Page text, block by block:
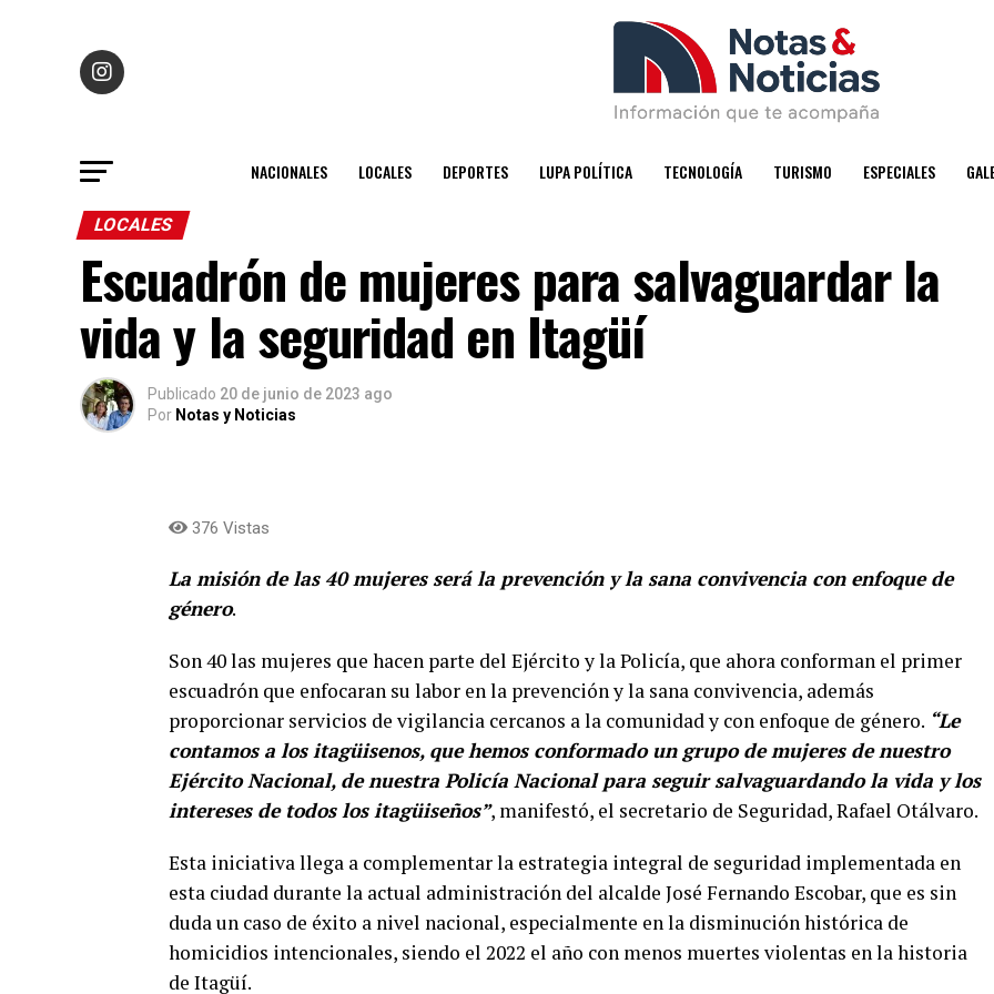
NACIONALES LOCALES DEPORTES LUPA POLÍTICA TECNOLOGÍA TURISMO ESPECIALES
LOCALES
Escuadrón de mujeres para salvaguardar la
vida y la seguridad en Itagüí
Publicado 20 de junio de 2023 ago
Por Notas y Noticias
376 Vistas
La misión de las 40 mujeres será la prevención y la sana convivencia con enfoque de
género.
Son 40 las mujeres que hacen parte del Ejército y la Policía, que ahora conforman el primer
escuadrón que enfocaran su labor en la prevención y la sana convivencia, además
proporcionar servicios de vigilancia cercanos a la comunidad y con enfoque de género. “Le
contamos a los itagüisenos, que hemos conformado un grupo de mujeres de nuestro
Ejército Nacional, de nuestra Policía Nacional para seguir salvaguardando la vida y los
intereses de todos los itagüiseños”, manifestó, el secretario de Seguridad, Rafael Otálvaro.
Esta iniciativa llega a complementar la estrategia integral de seguridad implementada en
esta ciudad durante la actual administración del alcalde José Fernando Escobar, que es sin
duda un caso de éxito a nivel nacional, especialmente en la disminución histórica de
homicidios intencionales, siendo el 2022 el año con menos muertes violentas en la historia
de Itagüí.